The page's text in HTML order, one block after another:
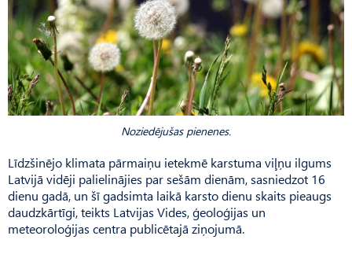
Noziedējušas pienenes.
Līdzšinējo klimata pārmaiņu ietekmē karstuma viļņu ilgums
Latvijā vidēji palielinājies par sešām dienām, sasniedzot 16
dienu gadā, un šī gadsimta laikā karsto dienu skaits pieaugs
daudzkārtīgi, teikts Latvijas Vides, ģeoloģijas un
meteoroloģijas centra publicētajā ziņojumā.